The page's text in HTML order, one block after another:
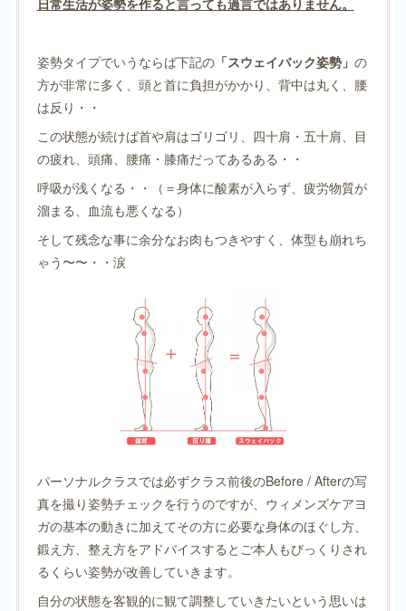
日常生活が姿勢を作ると言っても過言ではありません。
姿勢タイプでいうならば下記の「スウェイバック姿勢」 の
方が非常に多く、頭と首に負担がかかり、背中は丸く、腰
は反り・・
この状態が続けば首や肩はゴリゴリ、四十肩・五十肩、目
の疲れ、頭痛、腰痛・膝痛だってあるある・・
呼吸が浅くなる・・（＝身体に酸素が入らず、疲労物質が
溜まる、血流も悪くなる）
そして残念な事に余分なお肉もつきやすく、体型も崩れち
ゃう〜〜・・涙
パーソナルクラスでは必ずクラス前後のBefore / Afterの写
真を撮り姿勢チェックを行うのですが、ウィメンズケアヨ
ガの基本の動きに加えてその方に必要な身体のほぐし方、
鍛え方、整え方をアドバイスするとご本人もびっくりされ
るくらい姿勢が改善していきます。
自分の状態を客観的に観て調整していきたいという思いは